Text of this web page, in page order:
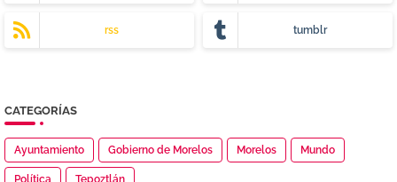
rss tumblr
CATEGORÍAS
Ayuntamiento Gobierno de Morelos Morelos Mundo